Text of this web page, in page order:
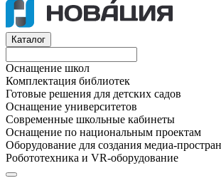
Каталог
Оснащение школ
Комплектация библиотек
Готовые решения для детских садов
Оснащение университетов
Современные школьные кабинеты
Оснащение по национальным проектам
Оборудование для создания медиа-
Робототехника и VR-оборудование